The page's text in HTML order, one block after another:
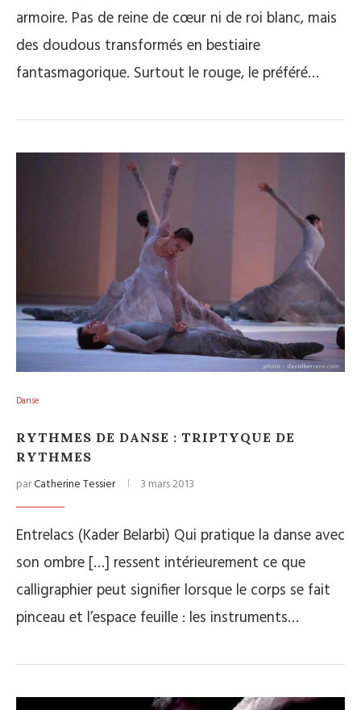
armoire. Pas de reine de cœur ni de roi blanc, mais
des doudous transformés en bestiaire
fantasmagorique. Surtout le rouge, le préféré…
Danse
RYTHMES DE DANSE : TRIPTYQUE DE
RYTHMES
parCatherine Tessier 3 mars 2013
Entrelacs (Kader Belarbi) Qui pratique la danse avec
son ombre […] ressent intérieurement ce que
calligraphier peut signifier lorsque le corps se fait
pinceau et l’espace feuille : les instruments…